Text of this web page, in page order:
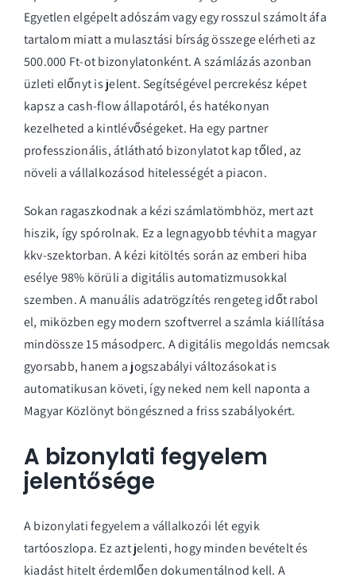
Egyetlen elgépelt adószám vagy egy rosszul számolt áfa
tartalom miatt a mulasztási bírság összege elérheti az
500.000 Ft-ot bizonylatonként. A számlázás azonban
üzleti előnyt is jelent. Segítségével percrekész képet
kapsz a cash-flow állapotáról, és hatékonyan
kezelheted a kintlévőségeket. Ha egy partner
professzionális, átlátható bizonylatot kap tőled, az
növeli a vállalkozásod hitelességét a piacon.
Sokan ragaszkodnak a kézi számlatömbhöz, mert azt
hiszik, így spórolnak. Ez a legnagyobb tévhit a magyar
kkv-szektorban. A kézi kitöltés során az emberi hiba
esélye 98% körüli a digitális automatizmusokkal
szemben. A manuális adatrögzítés rengeteg időt rabol
el, miközben egy modern szoftverrel a számla kiállítása
mindössze 15 másodperc. A digitális megoldás nemcsak
gyorsabb, hanem a jogszabályi változásokat is
automatikusan követi, így neked nem kell naponta a
Magyar Közlönyt böngészned a friss szabályokért.
A bizonylati fegyelem
jelentősége
A bizonylati fegyelem a vállalkozói lét egyik
tartóoszlopa. Ez azt jelenti, hogy minden bevételt és
kiadást hitelt érdemlően dokumentálnod kell. A